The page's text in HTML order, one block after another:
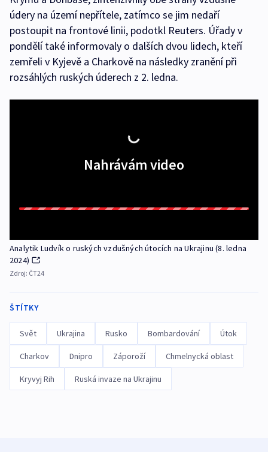
údery na území nepřítele, zatímco se jim nedaří
postoupit na frontové linii, podotkl Reuters. Úřady v
pondělí také informovaly o dalších dvou lidech, kteří
zemřeli v Kyjevě a Charkově na následky zranění při
rozsáhlých ruských úderech z 2. ledna.
Nahrávám video
Analytik Ludvík o ruských vzdušných útocích na Ukrajinu (8. ledna
2024)
Zdroj: ČT24
ŠTÍTKY
Svět Ukrajina Rusko Bombardování Útok
Charkov Dnipro Záporoží Chmelnycká oblast
Kryvyj Rih Ruská invaze na Ukrajinu